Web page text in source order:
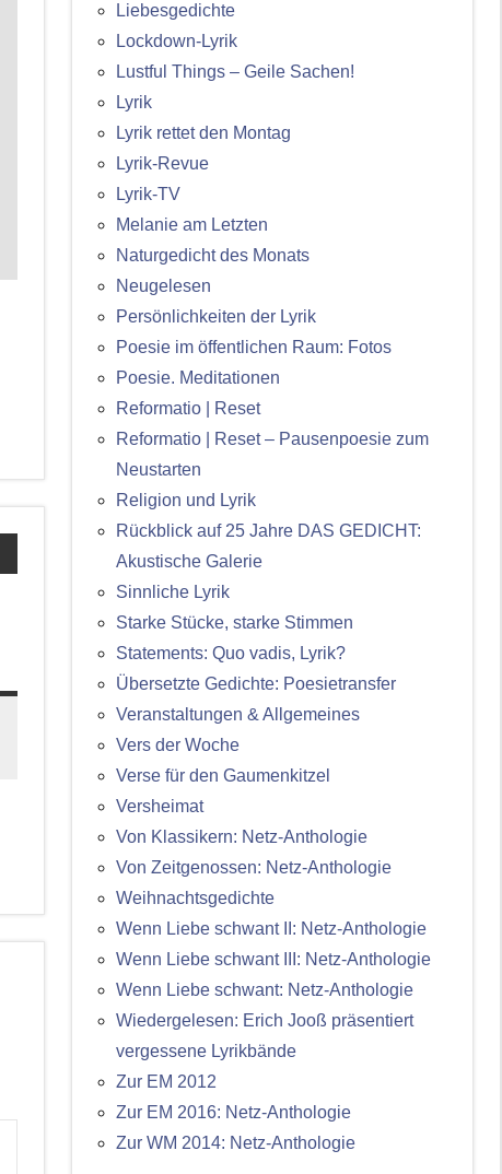
Liebesgedichte
Lockdown-Lyrik
Lustful Things – Geile Sachen!
Lyrik
Lyrik rettet den Montag
Lyrik-Revue
Lyrik-TV
Melanie am Letzten
Naturgedicht des Monats
Neugelesen
Persönlichkeiten der Lyrik
Poesie im öffentlichen Raum: Fotos
Poesie. Meditationen
Reformatio | Reset
Reformatio | Reset – Pausenpoesie zum
Neustarten
Religion und Lyrik
Rückblick auf 25 Jahre DAS GEDICHT:
Akustische Galerie
Sinnliche Lyrik
Starke Stücke, starke Stimmen
Statements: Quo vadis, Lyrik?
Übersetzte Gedichte: Poesietransfer
Veranstaltungen & Allgemeines
Vers der Woche
Verse für den Gaumenkitzel
Versheimat
Von Klassikern: Netz-Anthologie
Von Zeitgenossen: Netz-Anthologie
Weihnachtsgedichte
Wenn Liebe schwant II: Netz-Anthologie
Wenn Liebe schwant III: Netz-Anthologie
Wenn Liebe schwant: Netz-Anthologie
Wiedergelesen: Erich Jooß präsentiert
vergessene Lyrikbände
Zur EM 2012
Zur EM 2016: Netz-Anthologie
Zur WM 2014: Netz-Anthologie